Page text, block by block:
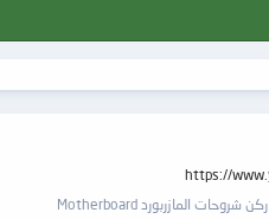
ركن شروحات المازربورد Motherboard